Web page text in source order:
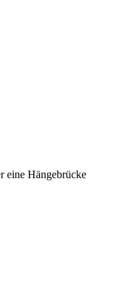
eine Hängebrücke